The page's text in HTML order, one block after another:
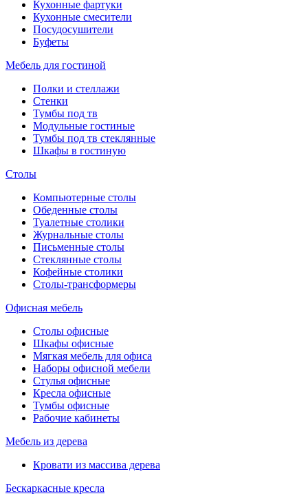
Кухонные фартуки
Кухонные смесители
Посудосушители
Буфеты
Мебель для гостиной
Полки и стеллажи
Стенки
Тумбы под тв
Модульные гостиные
Тумбы под тв стеклянные
Шкафы в гостиную
Столы
Компьютерные столы
Обеденные столы
Туалетные столики
Журнальные столы
Письменные столы
Стеклянные столы
Кофейные столики
Столы-трансформеры
Офисная мебель
Столы офисные
Шкафы офисные
Мягкая мебель для офиса
Наборы офисной мебели
Стулья офисные
Кресла офисные
Тумбы офисные
Рабочие кабинеты
Мебель из дерева
Кровати из массива дерева
Бескаркасные кресла